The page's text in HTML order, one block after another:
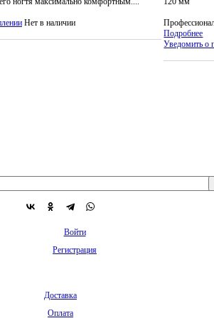
Нет в наличии
Подробнее
Уведомить о
Войти
Регистрация
Доставка
Оплата